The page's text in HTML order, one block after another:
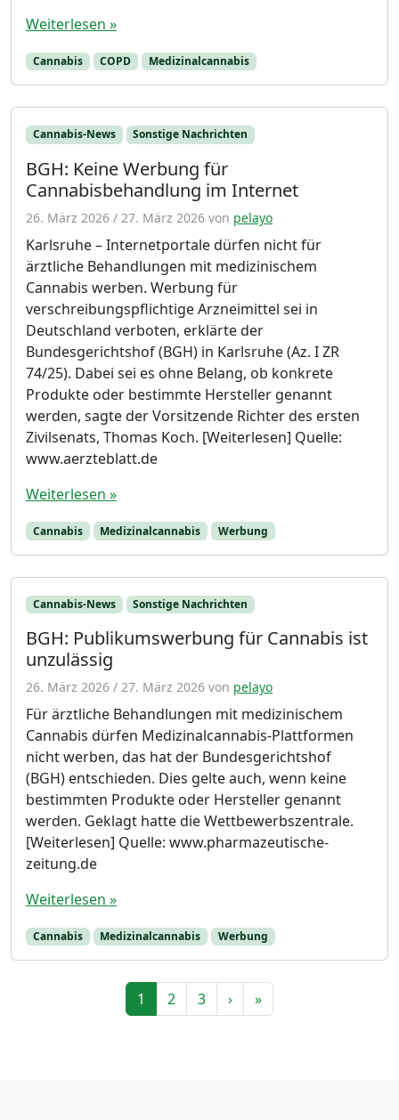
Weiterlesen »
Cannabis COPD Medizinalcannabis
Cannabis-News Sonstige Nachrichten
BGH: Keine Werbung für
Cannabisbehandlung im Internet
26. März 2026 / 27. März 2026 von pelayo
Karlsruhe – Internetportale dürfen nicht für
ärztliche Behandlungen mit medizinischem
Cannabis werben. Werbung für
verschreibungspflichtige Arzneimittel sei in
Deutschland verboten, erklärte der
Bundesgerichtshof (BGH) in Karlsruhe (Az. I ZR
74/25). Dabei sei es ohne Belang, ob konkrete
Produkte oder bestimmte Hersteller genannt
werden, sagte der Vorsitzende Richter des ersten
Zivilsenats, Thomas Koch. [Weiterlesen] Quelle:
www.aerzteblatt.de
Weiterlesen »
Cannabis Medizinalcannabis Werbung
Cannabis-News Sonstige Nachrichten
BGH: Publikumswerbung für Cannabis ist
unzulässig
26. März 2026 / 27. März 2026 von pelayo
Für ärztliche Behandlungen mit medizinischem
Cannabis dürfen Medizinalcannabis-Plattformen
nicht werben, das hat der Bundesgerichtshof
(BGH) entschieden. Dies gelte auch, wenn keine
bestimmten Produkte oder Hersteller genannt
werden. Geklagt hatte die Wettbewerbszentrale.
[Weiterlesen] Quelle: www.pharmazeutische-
zeitung.de
Weiterlesen »
Cannabis Medizinalcannabis Werbung
Aktuelle Seite
1 Seite
2 Seite
3 › »